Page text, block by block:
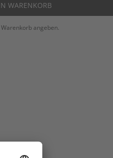
WARENKORB
angeben.